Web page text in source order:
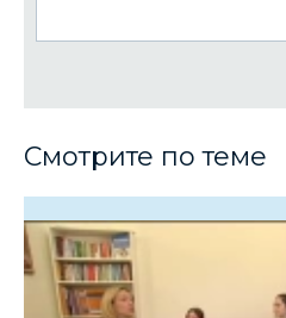
Смотрите по теме